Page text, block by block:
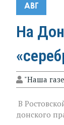
АВГ
На
"Наша
В
донского